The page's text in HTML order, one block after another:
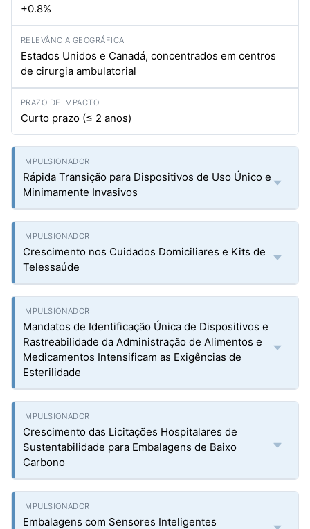
+0.8%
Estados Unidos e Canadá, concentrados em centros
de cirurgia ambulatorial
Curto prazo (≤ 2 anos)
Rápida Transição para Dispositivos de Uso Único e
Minimamente Invasivos
Crescimento nos Cuidados Domiciliares e Kits de
Telessaúde
Mandatos de Identificação Única de Dispositivos e
Rastreabilidade da Administração de Alimentos e
Medicamentos Intensificam as Exigências de
Esterilidade
Crescimento das Licitações Hospitalares de
Sustentabilidade para Embalagens de Baixo
Carbono
Embalagens com Sensores Inteligentes